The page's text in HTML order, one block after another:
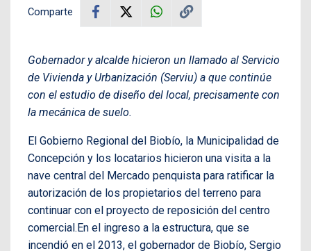
Comparte
Gobernador y alcalde hicieron un llamado al Servicio
de Vivienda y Urbanización (Serviu) a que continúe
con el estudio de diseño del local, precisamente con
la mecánica de suelo.
El Gobierno Regional del Biobío, la Municipalidad de
Concepción y los locatarios hicieron una visita a la
nave central del Mercado penquista para ratificar la
autorización de los propietarios del terreno para
continuar con el proyecto de reposición del centro
comercial.En el ingreso a la estructura, que se
incendió en el 2013, el gobernador de Biobío, Sergio